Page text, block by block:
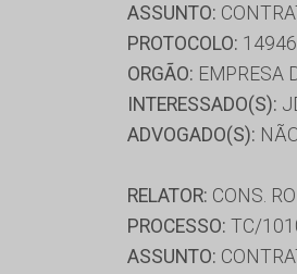
ASSUNTO:
PROTOCOLO:
ORGÃO: EMPRESA
INTERESSADO(S):
ADVOGADO(S):
RELATOR: CONS.
PROCESSO: TC/
ASSUNTO: